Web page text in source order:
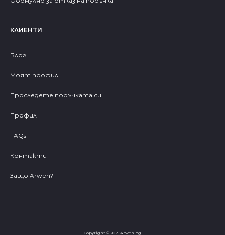
КЛИЕНТИ
Блог
Моят профил
Проследете поръчката си
Профил
FAQs
Контакти
Защо Arwen?
Copyright © 2025 Arwen.bg